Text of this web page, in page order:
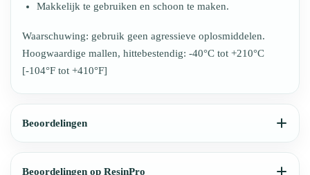
Makkelijk te gebruiken en schoon te maken.
Waarschuwing: gebruik geen agressieve oplosmiddelen.
Hoogwaardige mallen, hittebestendig: -40°C tot +210°C
[-104°F tot +410°F]
Beoordelingen
Beoordelingen op ResinPro